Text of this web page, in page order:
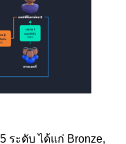
ระดับ ได้แก่ Bronze,